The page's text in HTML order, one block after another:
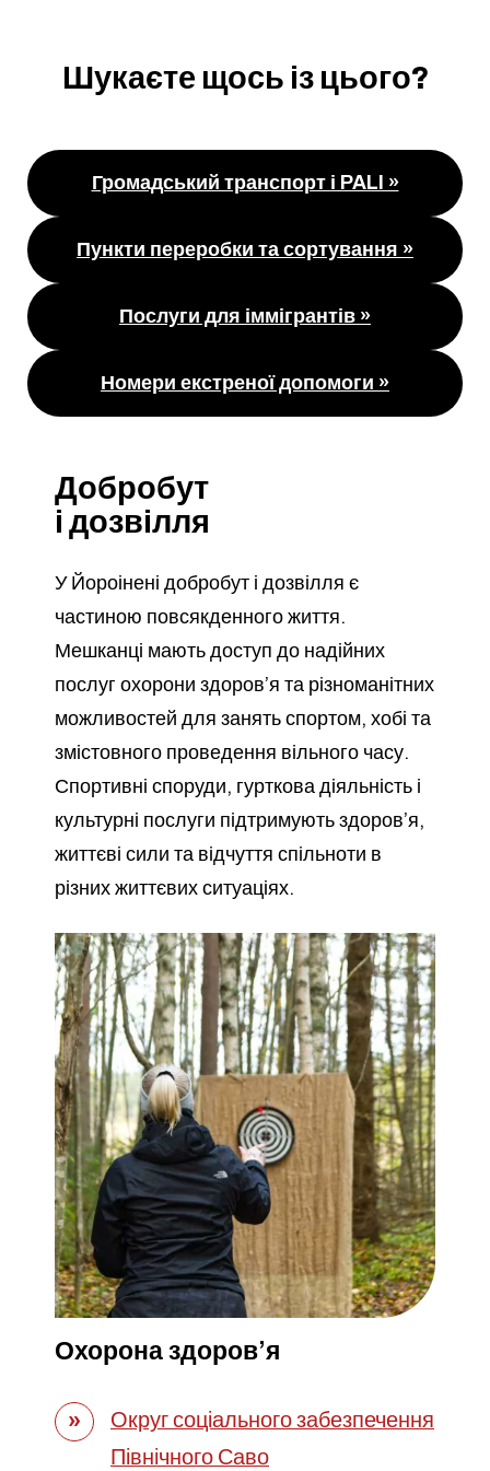
Шукаєте щось із цього?
Громадський транспорт і PALI »
Пункти переробки та сортування »
Послуги для іммігрантів »
Номери екстреної допомоги »
Добробут
і дозвілля
У Йороінені добробут і дозвілля є
частиною повсякденного життя.
Мешканці мають доступ до надійних
послуг охорони здоров’я та різноманітних
можливостей для занять спортом, хобі та
змістовного проведення вільного часу.
Спортивні споруди, гурткова діяльність і
культурні послуги підтримують здоров’я,
життєві сили та відчуття спільноти в
різних життєвих ситуаціях.
Охорона здоров’я
Округ соціального забезпечення
Північного Саво